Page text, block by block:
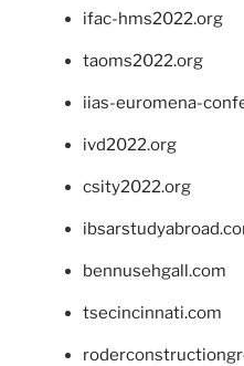
ifac-hms2022.org
taoms2022.org
iias-euromena-
ivd2022.org
csity2022.org
bennusehgall.com
tsecincinnati.com